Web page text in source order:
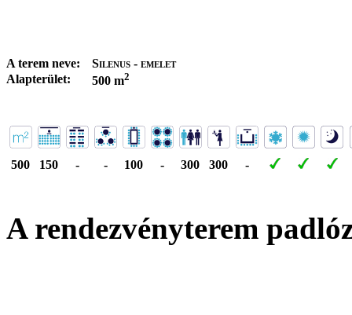
A terem neve:
Silenus - emelet
Alapterület:
500 m2
500 150 - - 100 - 300 300 -
A rendezvényterem